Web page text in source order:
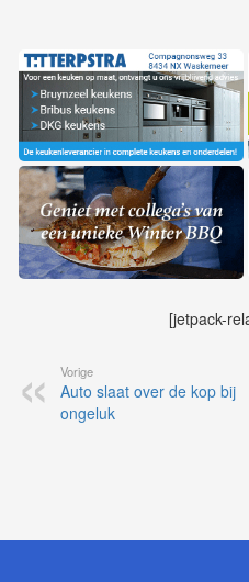
[jetpack-
Vorige
Auto slaat over de kop bij
ongeluk